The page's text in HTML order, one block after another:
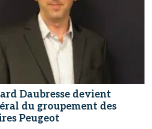
Daubresse devient
du groupement des
Peugeot